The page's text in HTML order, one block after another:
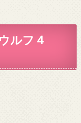
ルフ４